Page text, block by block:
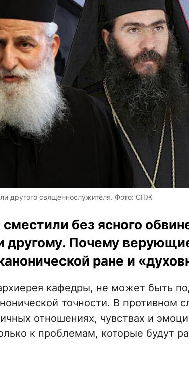
другого священнослужителя. Фото: СПЖ
без ясного
другому. Почему
ране и
кафедры, не может быть
точности. В противном
отношениях, чувствах и
к проблемам, которые будут